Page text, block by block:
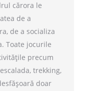
cărora le
de a
de a socializa
Toate jocurile
precum
trekking,
doar